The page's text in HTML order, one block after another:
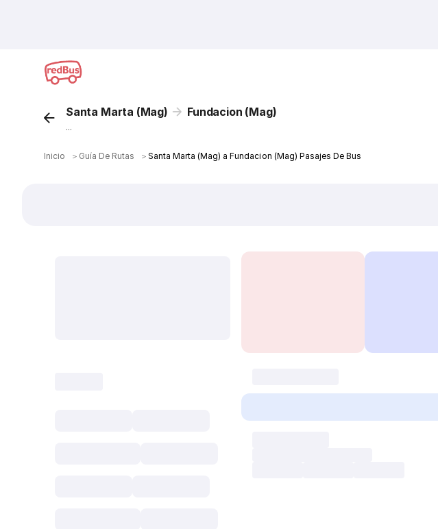
Santa Marta (Mag) Fundacion (Mag)
...
Inicio ＞ Guía De Rutas ＞ Santa Marta (Mag) a Fundacion (Mag) Pasajes De Bus